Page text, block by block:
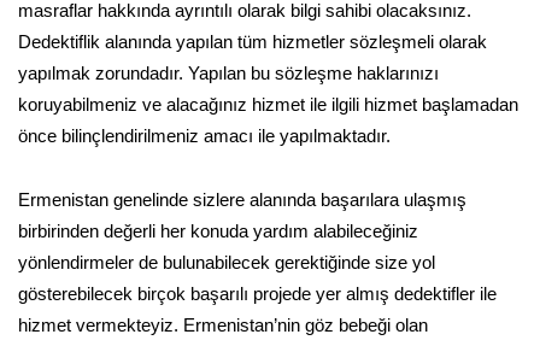
masraflar hakkında ayrıntılı olarak bilgi sahibi olacaksınız.
Dedektiflik alanında yapılan tüm hizmetler sözleşmeli olarak
yapılmak zorundadır. Yapılan bu sözleşme haklarınızı
koruyabilmeniz ve alacağınız hizmet ile ilgili hizmet başlamadan
önce bilinçlendirilmeniz amacı ile yapılmaktadır.
Ermenistan genelinde sizlere alanında başarılara ulaşmış
birbirinden değerli her konuda yardım alabileceğiniz
yönlendirmeler de bulunabilecek gerektiğinde size yol
gösterebilecek birçok başarılı projede yer almış dedektifler ile
hizmet vermekteyiz. Ermenistan’nin göz bebeği olan